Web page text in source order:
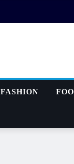
FASHION